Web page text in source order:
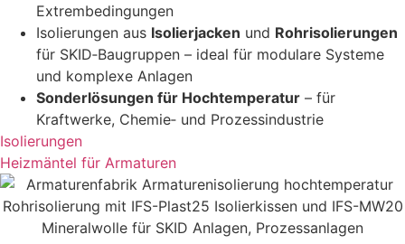
Extrembedingungen
Isolierungen aus Isolierjacken und Rohrisolierungen
für SKID‑Baugruppen – ideal für modulare Systeme
und komplexe Anlagen
Sonderlösungen für Hochtemperatur – für
Kraftwerke, Chemie‑ und Prozessindustrie
Isolierungen
Heizmäntel für Armaturen